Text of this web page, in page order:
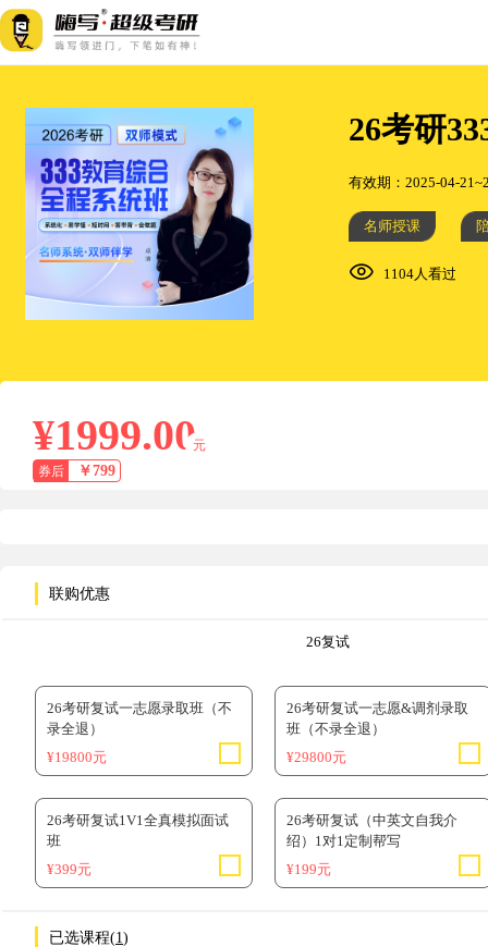
26考研
有效期：2025-04-
名师授课
1104人看过
¥1999.00
元
券后
￥799
联购优惠
26复试
26考研复试一志愿录取班（不
录全退）
¥19800元
26考研复试一志愿&调剂录取
班（不录全退）
¥29800元
26考研复试1V1全真模拟面试
班
¥399元
26考研复试（中英文自我介
绍）1对1定制帮写
¥199元
已选课程(1)